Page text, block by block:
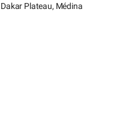
Dakar Plateau, Médina